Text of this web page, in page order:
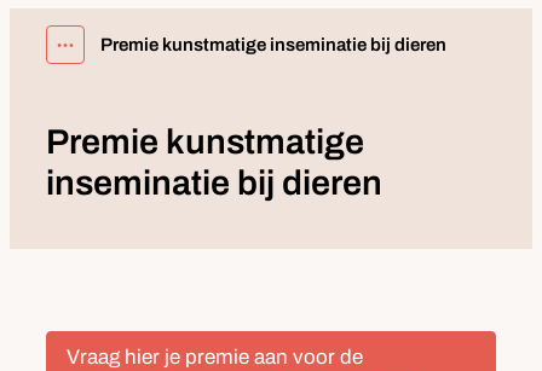
Toon alle broodkruimel items
Premie kunstmatige inseminatie bij dieren
Premie kunstmatige
inseminatie bij dieren
Vraag hier je premie aan voor de